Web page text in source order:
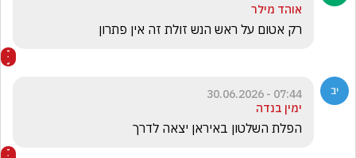
אוהד מילר
רק אטום על ראש הנש זולת זה אין פתרון
07:44 - 30.06.2026
ימין בנדה
הפלת השלטון באיראן יצאה לדרך